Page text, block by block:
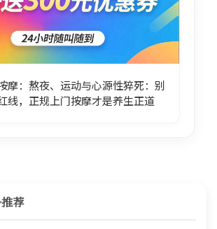
摩：熬夜、运动与心源性猝死：别
线，正规上门按摩才是养生正道
荐